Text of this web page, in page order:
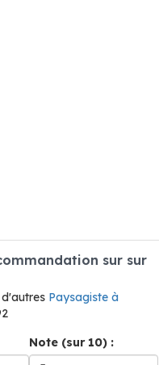
sur sur
Paysagiste à
Note (sur 10) :